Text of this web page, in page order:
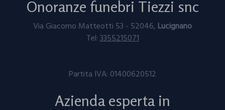
Onoranze funebri Tiezzi snc
Via Giacomo Matteotti 53 - 52046, Lucignano
Tel: 3355215071
Partita IVA: ⁠⁠⁠01400620512
Azienda esperta in